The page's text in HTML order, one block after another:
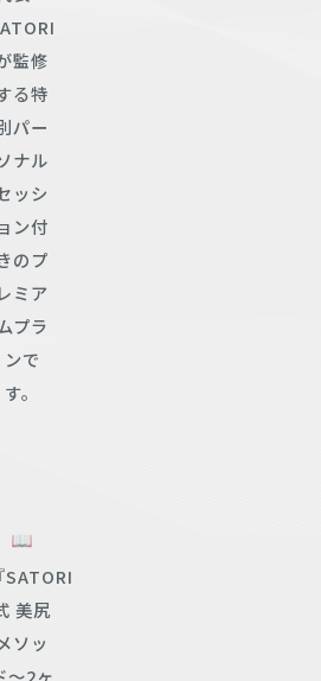
監修
る特
パー
ナル
ッシ
ョン付
のプ
レミア
プラ
ンで
す。
SATORI
美尻
ソッ